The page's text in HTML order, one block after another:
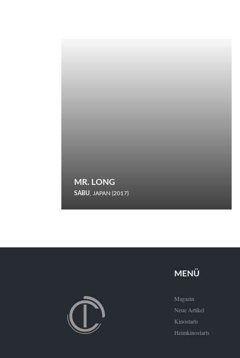
MR. LONG
SABU, JAPAN (2017)
den Wettbewerb.
MENÜ
Magazin
Neue Artikel
Kinostarts
Heimkinostarts